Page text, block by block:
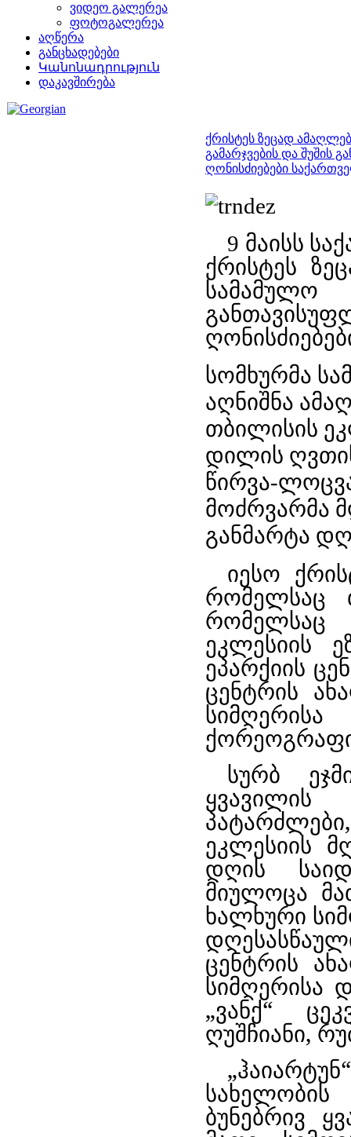
ვიდეო გალერეა
ფოტოგალერეა
აღწერა
განცხადებები
Կանոնադրություն
დაკავშირება
ქრისტეს ზეცად
გამარჯვების და შუშის
ღონისძიებები
9 მაისს
ქრისტეს
სომხურმა
აღნიშნა
თბილისის
დილის
წირვა-
მოძრვარმა
განმარტა
იესო
რომელსაც
რომელსაც
ეკლესიის
ეპარქიის
ცენტრის
სურბ
ყვავილის
ეკლესიის
დღის
მიულოცა
ხალხური
ცენტრის
სიმღერისა
„ვანქ“
ღუშჩიანი,
ბუნებრივ